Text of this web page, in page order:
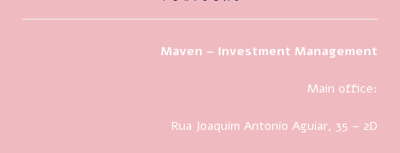
Maven – Investment Management
Main office:
Rua Joaquim Antonio Aguiar, 35 – 2D